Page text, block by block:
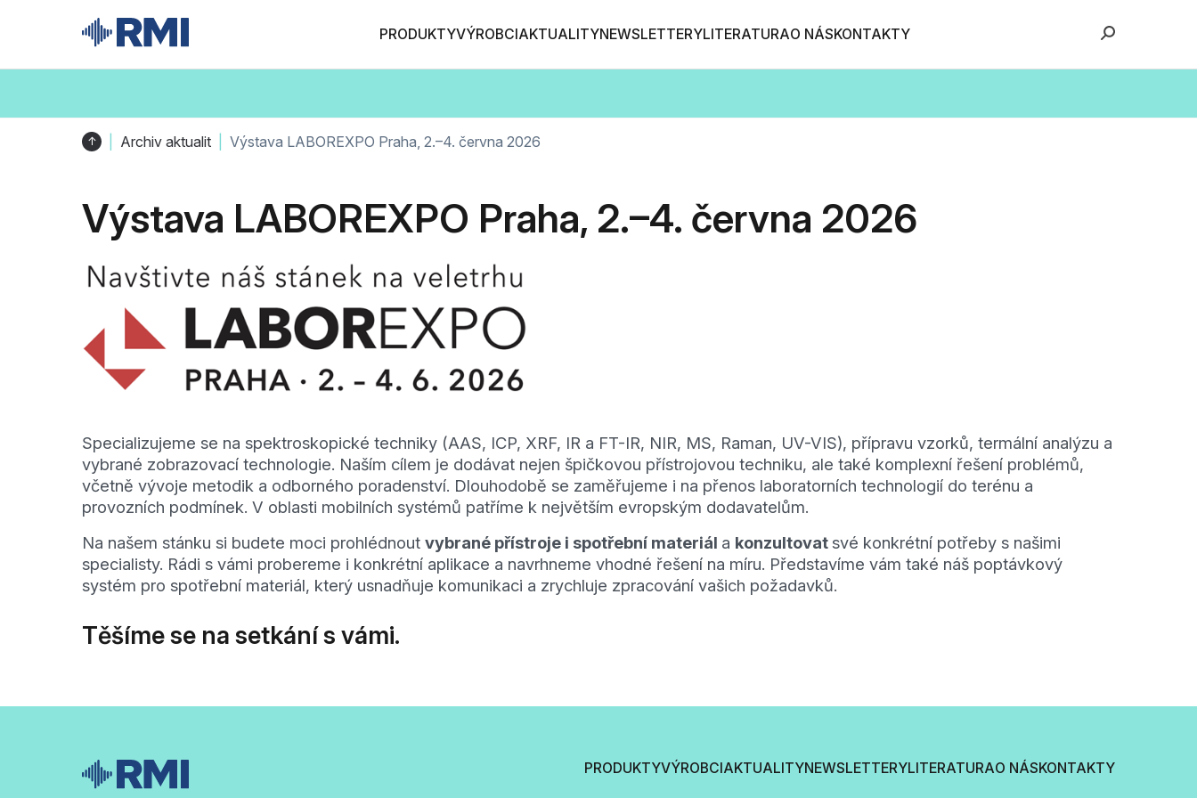
PRODUKTYVÝROBCI AKTUALITYNEWSLETTERYLITERATURAO NÁSKONTAKTY
↑ Archiv aktualit Výstava LABOREXPO Praha, 2.–4. června 2026
Výstava LABOREXPO Praha, 2.–4. června 2026
Specializujeme se na spektroskopické techniky (AAS, ICP, XRF, IR a FT-IR, NIR, MS, Raman, UV-VIS), přípravu vzorků, termální analýzu a
vybrané zobrazovací technologie. Naším cílem je dodávat nejen špičkovou přístrojovou techniku, ale také komplexní řešení problémů,
včetně vývoje metodik a odborného poradenství. Dlouhodobě se zaměřujeme i na přenos laboratorních technologií do terénu a
provozních podmínek. V oblasti mobilních systémů patříme k největším evropským dodavatelům.
Na našem stánku si budete moci prohlédnout vybrané přístroje i spotřební materiál a konzultovatsvé konkrétní potřeby s našimi
specialisty. Rádi s vámi probereme i konkrétní aplikace a navrhneme vhodné řešení na míru. Představíme vám také náš poptávkový
systém pro spotřební materiál, který usnadňuje komunikaci a zrychluje zpracování vašich požadavků.
Těšíme se na setkání s vámi.
PRODUKTYVÝROBCIAKTUALITYNEWSLETTERYLITERATURAO NÁSKONTAKTY